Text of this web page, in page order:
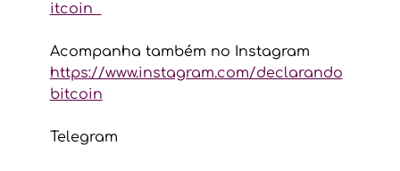
itcoin
Acompanha também no Instagram
https://www.instagram.com/declarando
bitcoin
Telegram